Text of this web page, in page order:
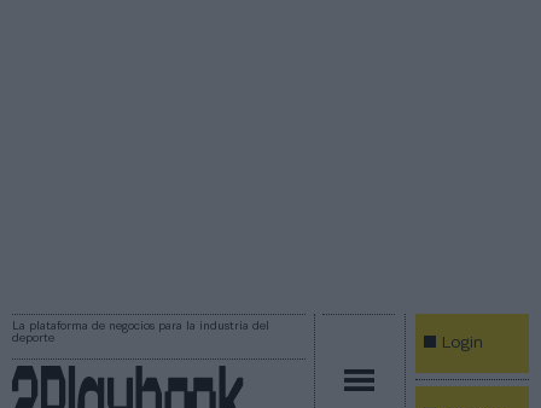
La plataforma de negocios para la industria del
deporte
Login